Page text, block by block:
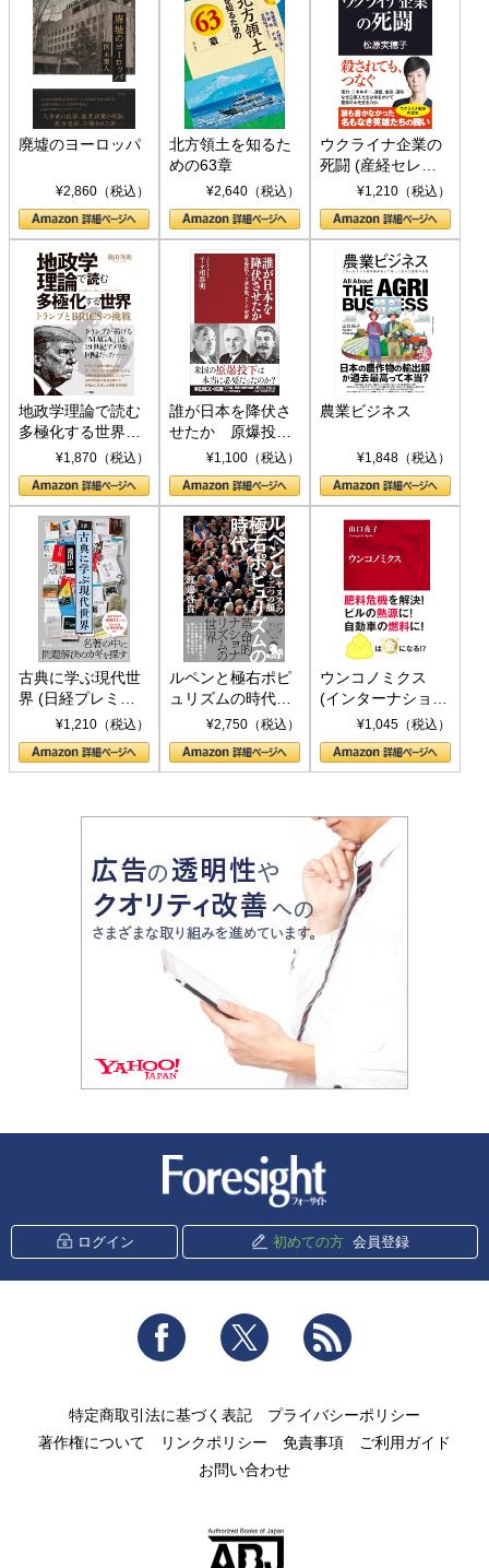
廃墟のヨーロッパ
¥2,860（税込）
北方領土を知るた
めの63章
¥2,640（税込）
ウクライナ企業の
死闘 (産経セレク
ト S 039)¥1,210（税込）
地政学理論で読む
多極化する世界：
トランプとBRICS
の挑戦
¥1,870（税込）
誰が日本を降伏さ
せたか 原爆投
下、ソ連参戦、そ
して聖断 (PHP新
書)
¥1,100（税込）
農業ビジネス
¥1,848（税込）
古典に学ぶ現代世
界 (日経プレミア
シリーズ)¥1,210（税込）
ルペンと極右ポピ
ュリズムの時代：
〈ヤヌス〉の二つ
の顔
¥2,750（税込）
ウンコノミクス
(インターナショナ
ル新書)¥1,045（税込）
ログイン 初めての方 会員登録
Facebook Twitter
特定商取引法に基づく表記
プライバシーポリシー
著作権について
リンクポリシー 免責事項
ご利用ガイド
お問い合わせ